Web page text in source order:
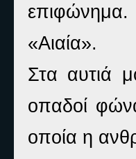
επιφώνημα.
«Αιαία».
Στα αυτιά
οπαδοί
οποία η